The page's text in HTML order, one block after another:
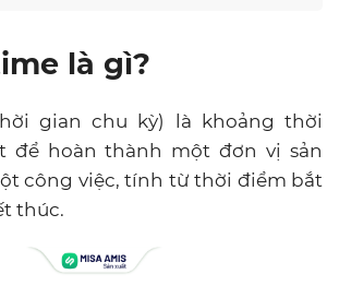
là gì?
gian chu kỳ) là khoảng thời
để hoàn thành một đơn vị sản
công việc, tính từ thời điểm bắt
thúc.